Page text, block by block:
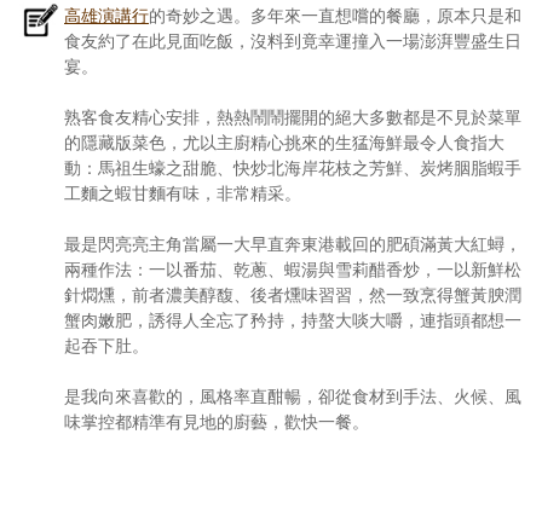
高雄演講行的奇妙之遇。多年來一直想嚐的餐廳，原本只是和
食友約了在此見面吃飯，沒料到竟幸運撞入一場澎湃豐盛生日
宴。
熟客食友精心安排，熱熱鬧鬧擺開的絕大多數都是不見於菜單
的隱藏版菜色，尤以主廚精心挑來的生猛海鮮最令人食指大
動：馬祖生蠔之甜脆、快炒北海岸花枝之芳鮮、炭烤胭脂蝦手
工麵之蝦甘麵有味，非常精采。
最是閃亮亮主角當屬一大早直奔東港載回的肥碩滿黃大紅蟳，
兩種作法：一以番茄、乾蔥、蝦湯與雪莉醋香炒，一以新鮮松
針燜燻，前者濃美醇馥、後者燻味習習，然一致烹得蟹黃腴潤
蟹肉嫩肥，誘得人全忘了矜持，持螯大啖大嚼，連指頭都想一
起吞下肚。
是我向來喜歡的，風格率直酣暢，卻從食材到手法、火候、風
味掌控都精準有見地的廚藝，歡快一餐。